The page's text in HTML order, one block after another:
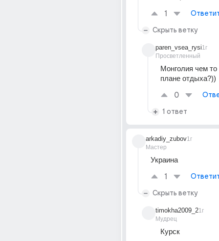
1
Скрыть ветку
paren_vsea_rysi
Просветленный
1г
Монголия чем то
плане отдыха?))
0
1 ответ
arkadiy_zubov
Мастер
1г
Украина
1
Скрыть ветку
timokha2009_2
Мудрец
1г
Курск